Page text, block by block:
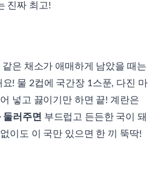
진짜 최고!
은 채소가 애매하게 남았을 때는
요! 물 2컵에 국간장 1스푼, 다진 마
넣고 끓이기만 하면 끝! 계란은
둘러주면 부드럽고 든든한 국이 돼
이도 이 국만 있으면 한 끼 뚝딱!